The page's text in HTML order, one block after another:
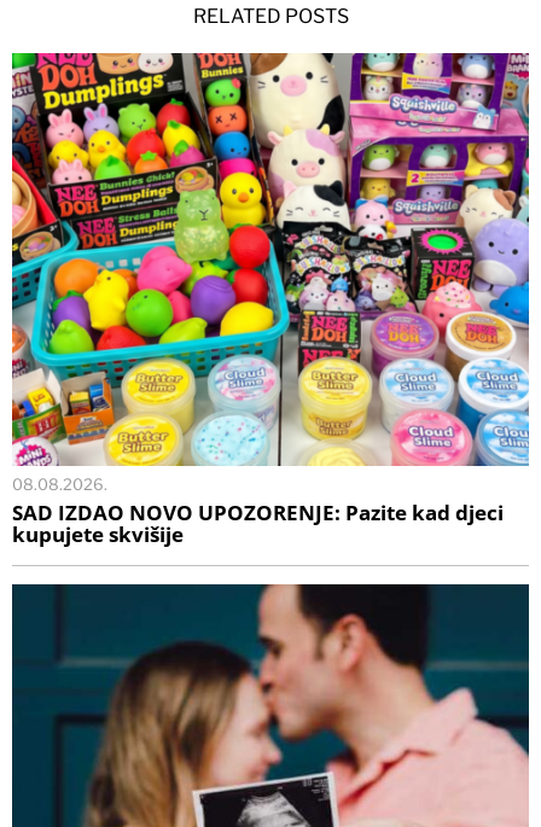
RELATED POSTS
08.08.2026.
SAD IZDAO NOVO UPOZORENJE: Pazite kad djeci
kupujete skvišije